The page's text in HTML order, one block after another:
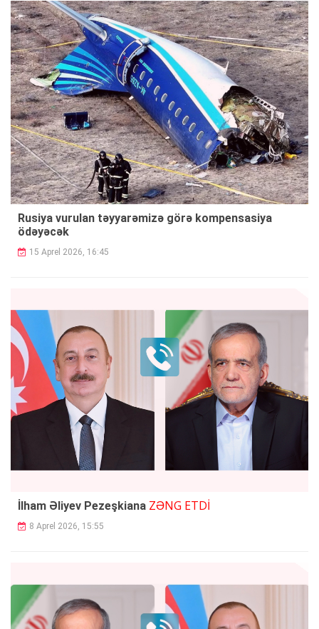
Rusiya vurulan təyyarəmizə görə kompensasiya
ödəyəcək
15 Aprel 2026, 16:45
İlham Əliyev Pezeşkiana ZƏNG ETDİ
8 Aprel 2026, 15:55